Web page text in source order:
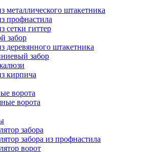
металлического штакетника
профнастила
сетки гиттер
забор
деревянного штакетника
забор
кирпича
ворота
ворота
забора
забора из профнастила
ворот